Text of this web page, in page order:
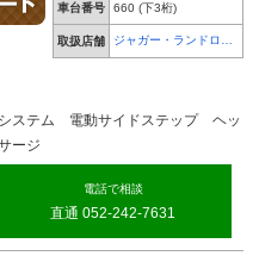
車台番号 660 (下3桁)
取扱店舗
ジャガー・ランドロー
バー 名古屋中央
ステム 電動サイドステップ ヘッ
ージ
電話で相談
直通 052-242-7631